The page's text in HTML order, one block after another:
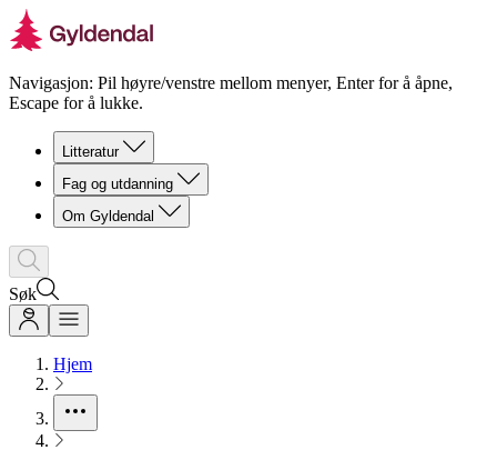
Navigasjon: Pil høyre/venstre mellom menyer, Enter for å åpne,
Escape for å lukke.
Litteratur
Fag og utdanning
Om Gyldendal
Søk
Hjem